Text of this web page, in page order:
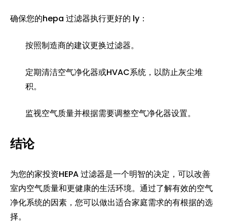
确保您的hepa 过滤器执行更好的 ly：
按照制造商的建议更换过滤器。
定期清洁空气净化器或HVAC系统，以防止灰尘堆
积。
监视空气质量并根据需要调整空气净化器设置。
结论
为您的家投资HEPA 过滤器是一个明智的决定，可以改善
室内空气质量和更健康的生活环境。通过了解有效的空气
净化系统的因素，您可以做出适合家庭需求的有根据的选
择。